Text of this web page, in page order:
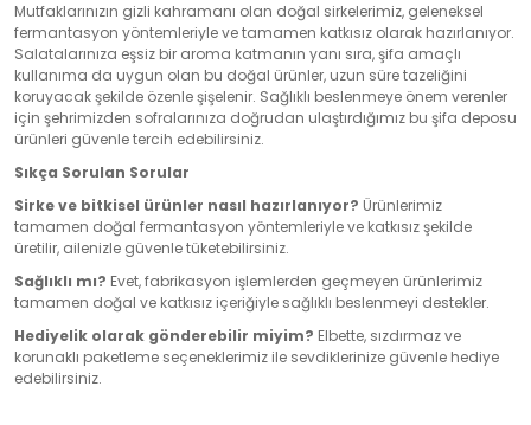
Mutfaklarınızın gizli kahramanı olan doğal sirkelerimiz, geleneksel
fermantasyon yöntemleriyle ve tamamen katkısız olarak hazırlanıyor.
Salatalarınıza eşsiz bir aroma katmanın yanı sıra, şifa amaçlı
kullanıma da uygun olan bu doğal ürünler, uzun süre tazeliğini
koruyacak şekilde özenle şişelenir. Sağlıklı beslenmeye önem verenler
için şehrimizden sofralarınıza doğrudan ulaştırdığımız bu şifa deposu
ürünleri güvenle tercih edebilirsiniz.
Sıkça Sorulan Sorular
Sirke ve bitkisel ürünler nasıl hazırlanıyor? Ürünlerimiz
tamamen doğal fermantasyon yöntemleriyle ve katkısız şekilde
üretilir, ailenizle güvenle tüketebilirsiniz.
Sağlıklı mı? Evet, fabrikasyon işlemlerden geçmeyen ürünlerimiz
tamamen doğal ve katkısız içeriğiyle sağlıklı beslenmeyi destekler.
Hediyelik olarak gönderebilir miyim? Elbette, sızdırmaz ve
korunaklı paketleme seçeneklerimiz ile sevdiklerinize güvenle hediye
edebilirsiniz.